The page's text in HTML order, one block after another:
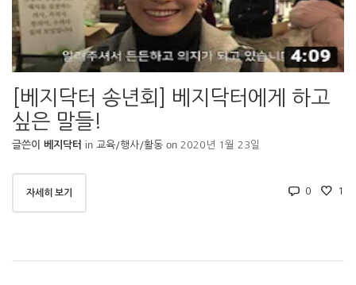
[베지닥터 송년회] 베지닥터에게 하고
싶은 말들!
글쓴이 베지닥터 in 교육/행사/활동 on 2020년 1월 23일
자세히 보기 0 1